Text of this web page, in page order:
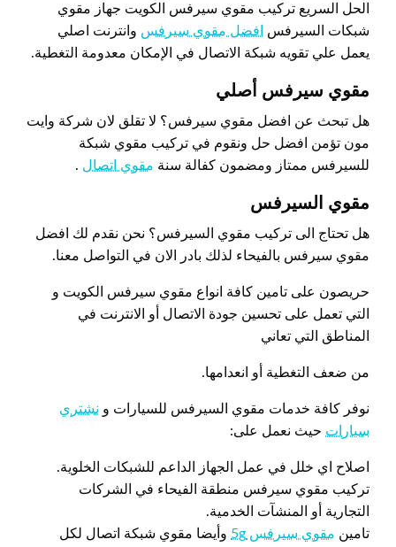
الحل السريع تركيب مقوي سيرفس الكويت جهاز مقوي
شبكات السيرفس
افضل مقوي سيرفس وانترنت اصلي
يعمل علي تقويه شبكة الاتصال في الإمكان معدومة التغطية.
مقوي سيرفس أصلي
هل تبحث عن افضل مقوي سيرفس؟ لا تقلق لان شركة وايت
مون تؤمن افضل حل ونقوم في تركيب مقوي شبكة
للسيرفس ممتاز ومضمون كفالة سنة مقوي اتصال .
مقوي السيرفس
هل تحتاج الى تركيب مقوي السيرفس؟ نحن نقدم لك افضل
مقوي سيرفس بالفيحاء لذلك بادر الان في التواصل معنا.
حريصون على تامين كافة انواع مقوي سيرفس الكويت و
التي تعمل على تحسين جودة الاتصال أو الانترنت في
المناطق التي تعاني
من ضعف التغطية أو انعدامها.
نوفر كافة خدمات مقوي السيرفس للسيارات و نشتري
سيارات حيث نعمل على:
اصلاح اي خلل في عمل الجهاز الداعم للشبكات الخلوية.
تركيب مقوي سيرفس منطقة الفيحاء في الشركات
التجارية أو المنشآت الخدمية.
تامين مقوي سيرفس 5g
وأيضا مقوي شبكة اتصال لكل